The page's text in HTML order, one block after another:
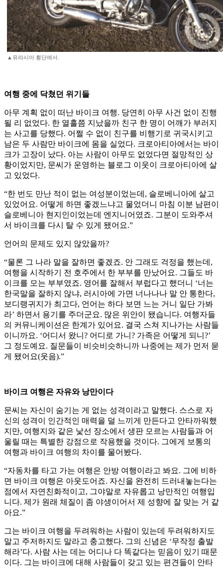
▲유라시아 횡단에서.
여행 중에 닥쳤던 위기들
아무 계획 없이 떠난 바이크 여행. 당연히 아무 사건 없이 진행
될 리 없었다. 한 열흘쯤 지났을까 친구 한 명이 어깨가 부러지
는 사고를 당했다. 어쩔 수 없이 친구를 비행기로 귀국시키고
남은 두 사람만 바이크에 몸을 실었다. 크로아티아에서는 바이
크가 고장이 났다. 아는 사람이 아무도 없었다면 절망적인 상
황이었지만, 문씨가 운영하는 블로그 이웃이 크로아티아에 살
고 있었다.
“한 번도 만난 적이 없는 여성분이었는데, 슬로베니아에 살고
있었어요. 어떻게 하면 좋겠느냐고 물었더니 마침 이분 남편이
슬로베니아 현지인이었는데 엔지니어였죠. 그분이 도와주셔
서 바이크를 다시 탈 수 있게 됐어요.”
언어의 문제도 있지 않았을까?
“물론 그 나라 말을 잘하면 좋겠죠. 안 그래도 걱정을 했는데,
여행을 시작하기 전 호주에서 한 부부를 만났어요. 그들도 바
이크를 모는 부부였죠. 영어를 잘해서 부럽다고 했더니 ‘너는
한국말을 잘하지 않냐, 러시아에 가면 너나나나 말 안 통한다,
보디랭귀지가 최고다, 언어는 하다 보면 느는 거니 일단 가봐
라’ 하면서 용기를 주더군요. 많은 위안이 됐습니다. 여행자들
의 커뮤니케이션은 한계가 있어요. 결국 스쳐 지나가는 사람들
이니까요. ‘어디서 왔니? 어디로 가니? 가족은 어떻게 되니?’
그 정도예요. 질문들이 비슷비슷하니까 나중에는 제가 먼저 묻
게 됐어요(웃음).”
바이크 여행은 자유와 낭만이다
문씨는 자신이 숨기는 게 없는 성격이라고 말했다. 스스로 자
신의 성격이 인간적인 매력을 덜 느끼게 만든다고 안타까워했
지만, 여행지와 같은 낯선 장소에서 생판 모르는 사람들과 어
울릴 때는 특별한 강점으로 작용했을 것이다. 그에게 보통의
여행과 바이크 여행의 차이를 물어봤다.
“자동차를 타고 가는 여행은 안방 여행이라고 봐요. 그에 비하
면 바이크 여행은 아웃도어죠. 자신을 완전히 드러내놓는다는
점에서 자연친화적이고, 그야말로 자유롭고 낭만적인 여행입
니다. 제가 원래 체질이 좀 야생이어서 제 성향에 잘 맞는 거 같
아요.”
그는 바이크 여행을 두려워하는 사람이 있는데 두려워하지도
말고 주저하지도 말라고 충고했다. 그의 신념은 ‘무작정 출발
해라’다. 사람 사는 데는 어디나 다 똑같다는 믿음이 있기 때문
이다. 그는 바이크에 대해 사람들이 갖고 있는 편견들이 안타